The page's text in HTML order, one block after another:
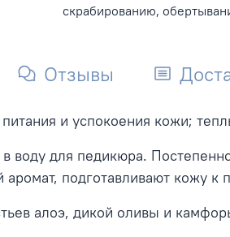
скрабированию,
Отзывы
и успокоения кожи;
для педикюра.
подготавливают кожу
алоэ, дикой оливы и